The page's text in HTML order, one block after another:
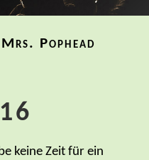
Mrs. Pophead
keine Zeit für ein